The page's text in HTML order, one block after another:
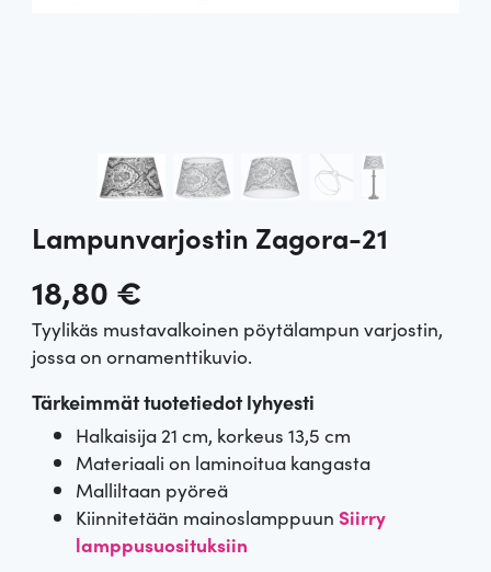
Lampunvarjostin Zagora-21
18,80 €
Tyylikäs mustavalkoinen pöytälampun varjostin,
jossa on ornamenttikuvio.
Tärkeimmät tuotetiedot lyhyesti
Halkaisija 21 cm, korkeus 13,5 cm
Materiaali on laminoitua kangasta
Malliltaan pyöreä
Kiinnitetään mainoslamppuun Siirry
lamppusuosituksiin